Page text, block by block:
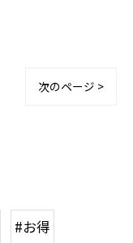
次のページ >
#お得